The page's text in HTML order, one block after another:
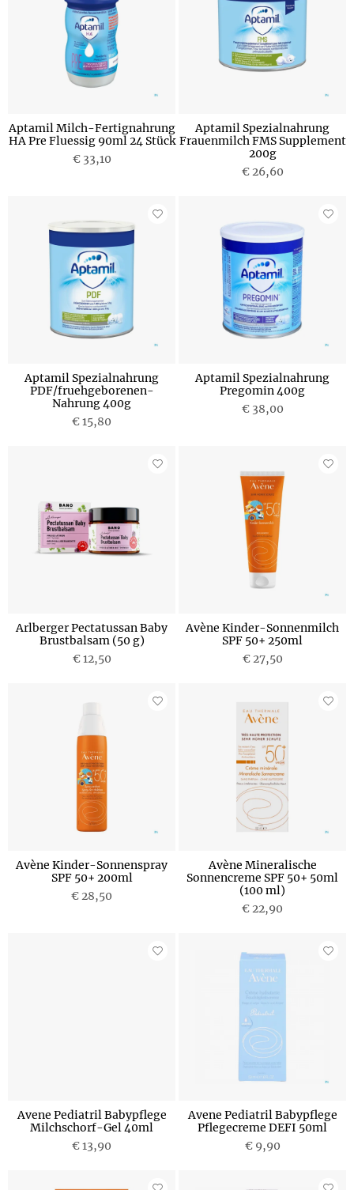
Aptamil Milch-Fertignahrung
HA Pre Fluessig 90ml 24 Stück
€ 33,10
Aptamil Spezialnahrung
Frauenmilch FMS Supplement
200g
€ 26,60
Aptamil Spezialnahrung
PDF/fruehgeborenen-
Nahrung 400g
€ 15,80
Aptamil Spezialnahrung
Pregomin 400g
€ 38,00
Arlberger Pectatussan Baby
Brustbalsam (50 g)
€ 12,50
Avène Kinder-Sonnenmilch
SPF 50+ 250ml
€ 27,50
Avène Kinder-Sonnenspray
SPF 50+ 200ml
€ 28,50
Avène Mineralische
Sonnencreme SPF 50+ 50ml
(100 ml)
€ 22,90
Avene Pediatril Babypflege
Milchschorf-Gel 40ml
€ 13,90
Avene Pediatril Babypflege
Pflegecreme DEFI 50ml
€ 9,90